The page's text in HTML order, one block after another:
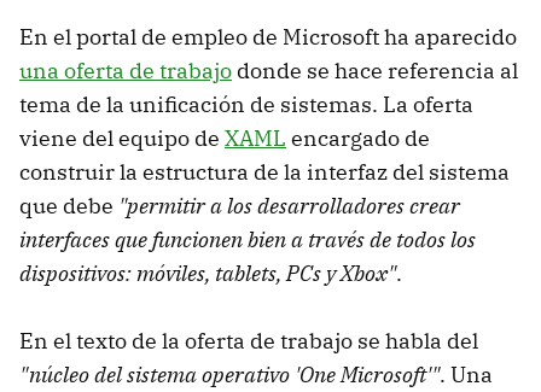
En el portal de empleo de Microsoft ha aparecido
una oferta de trabajo donde se hace referencia al
tema de la unificación de sistemas. La oferta
viene del equipo de XAML encargado de
construir la estructura de la interfaz del sistema
que debe "permitir a los desarrolladores crear
interfaces que funcionen bien a través de todos los
dispositivos: móviles, tablets, PCs y Xbox".
En el texto de la oferta de trabajo se habla del
"núcleo del sistema operativo 'One Microsoft'". Una